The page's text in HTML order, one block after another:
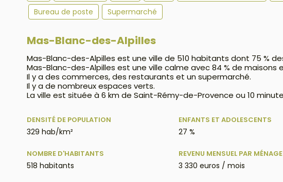
Bureau de poste
Supermarché
Mas-Blanc-des-Alpilles
Mas-Blanc-des-Alpilles est une ville de 510 habitants dont 75 %
Mas-Blanc-des-Alpilles est une ville calme avec 84 % de maisons
Il y a des commerces, des restaurants et un supermarché.
Il y a de nombreux espaces verts.
La ville est située à 6 km de Saint-Rémy-de-Provence ou 10
DENSITÉ DE POPULATION
329 hab/km²
ENFANTS ET ADOLESCENTS
27 %
NOMBRE D'HABITANTS
518 habitants
REVENU MENSUEL PAR MÉNAGE
3 330 euros / mois